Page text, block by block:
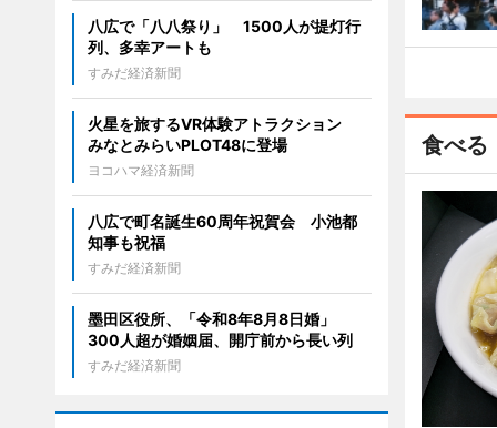
食べる
八広で「八八祭り」 1500人が提灯行
列、多幸アートも
すみだ経済新聞
火星を旅するVR体験アトラクション
みなとみらいPLOT48に登場
ヨコハマ経済新聞
八広で町名誕生60周年祝賀会 小池都
知事も祝福
すみだ経済新聞
墨田区役所、「令和8年8月8日婚」
300人超が婚姻届、開庁前から長い列
すみだ経済新聞